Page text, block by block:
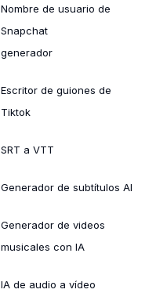
Nombre de usuario de
Snapchat
generador
Escritor de guiones de
Tiktok
SRT a VTT
Generador de subtítulos AI
Generador de videos
musicales con IA
IA de audio a vídeo